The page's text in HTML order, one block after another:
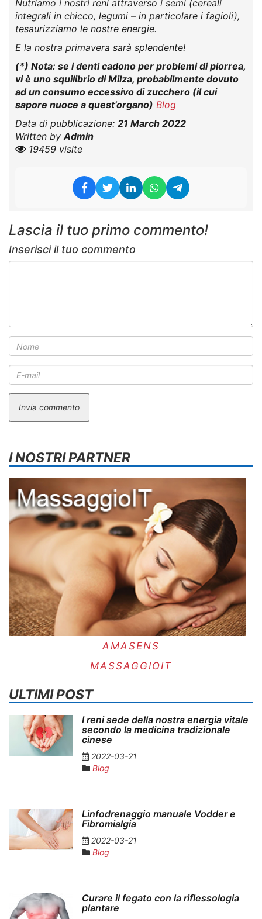
Nutriamo i nostri reni attraverso i semi (cereali
integrali in chicco, legumi – in particolare i fagioli),
tesaurizziamo le nostre energie.
E la nostra primavera sarà splendente!
(*) Nota: se i denti cadono per problemi di piorrea,
vi è uno squilibrio di Milza, probabilmente dovuto
ad un consumo eccessivo di zucchero (il cui
sapore nuoce a quest’organo) Blog
Data di pubblicazione: 21 March 2022
Written byAdmin
19459 visite
Lascia il tuo primo commento!
Inserisci il tuo commento
Invia commento
I NOSTRI PARTNER
AMASENS
MASSAGGIOIT
ULTIMI POST
I reni sede della nostra energia vitale
secondo la medicina tradizionale
cinese
2022-03-21
Blog
Linfodrenaggio manuale Vodder e
Fibromialgia
2022-03-21
Blog
Curare il fegato con la riflessologia
plantare